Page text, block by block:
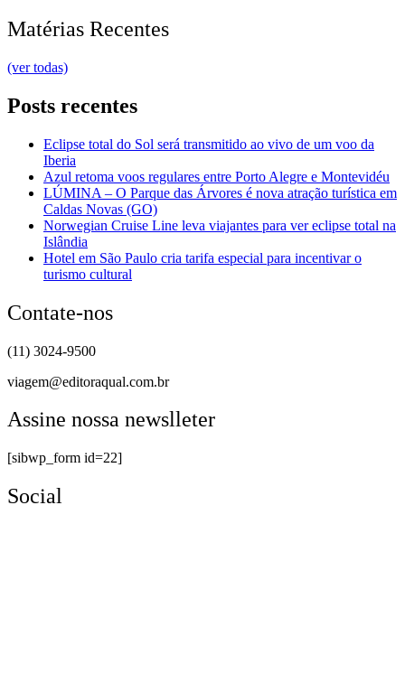
Matérias Recentes
(ver todas)
Posts recentes
Eclipse total do Sol será transmitido ao vivo de um voo da
Iberia
Azul retoma voos regulares entre Porto Alegre e Montevidéu
LÚMINA – O Parque das Árvores é nova atração turística em
Caldas Novas (GO)
Norwegian Cruise Line leva viajantes para ver eclipse total na
Islândia
Hotel em São Paulo cria tarifa especial para incentivar o
turismo cultural
Contate-nos
(11) 3024-9500
viagem@editoraqual.com.br
Assine nossa newslleter
[sibwp_form id=22]
Social